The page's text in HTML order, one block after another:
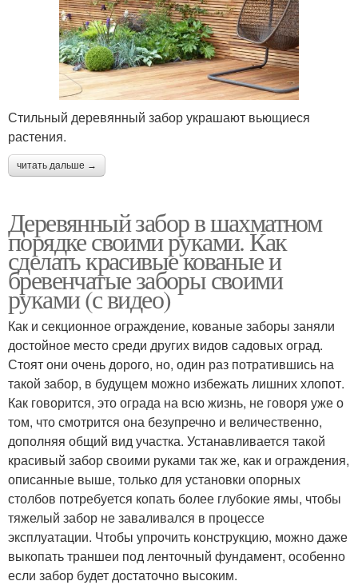
Стильный деревянный забор украшают вьющиеся
растения.
читать дальше →
Деревянный забор в шахматном
порядке своими руками. Как
сделать красивые кованые и
бревенчатые заборы своими
руками (с видео)
Как и секционное ограждение, кованые заборы заняли
достойное место среди других видов садовых оград.
Стоят они очень дорого, но, один раз потратившись на
такой забор, в будущем можно избежать лишних хлопот.
Как говорится, это ограда на всю жизнь, не говоря уже о
том, что смотрится она безупречно и величественно,
дополняя общий вид участка. Устанавливается такой
красивый забор своими руками так же, как и ограждения,
описанные выше, только для установки опорных
столбов потребуется копать более глубокие ямы, чтобы
тяжелый забор не заваливался в процессе
эксплуатации. Чтобы упрочить конструкцию, можно даже
выкопать траншеи под ленточный фундамент, особенно
если забор будет достаточно высоким.